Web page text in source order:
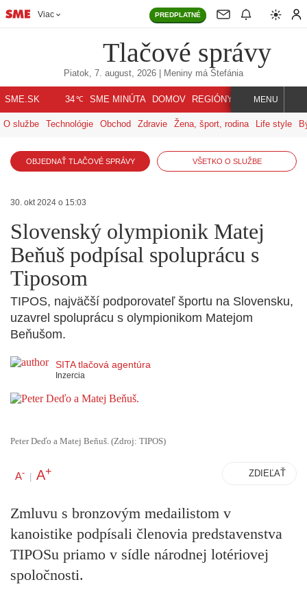
Viac PREDPLATNÉ
Tlačové správy
Piatok, 7. august, 2026 | Meniny má Štefánia
SME.SK 34℃ SME MINÚTA DOMOV REGIÓNY INDEX SVET
MENU
O službe Technológie Obchod Zdravie Žena, šport, rodina Life style
OBJEDNAŤ TLAČOVÉ SPRÁVY VŠETKO O SLUŽBE
30. okt 2024 o 15:03
Slovenský olympionik Matej
Beňuš podpísal spoluprácu s
Tiposom
TIPOS, najväčší podporovateľ športu na Slovensku,
uzavrel spoluprácu s olympionikom Matejom
Beňušom.
SITA tlačová agentúra
Inzercia
Peter Deďo a Matej Beňuš. (Zdroj: TIPOS)
A- | A+ ZDIEĽAŤ
Zmluvu s bronzovým medailistom v
kanoistike podpísali členovia predstavenstva
TIPOSu priamo v sídle národnej lotériovej
spoločnosti.